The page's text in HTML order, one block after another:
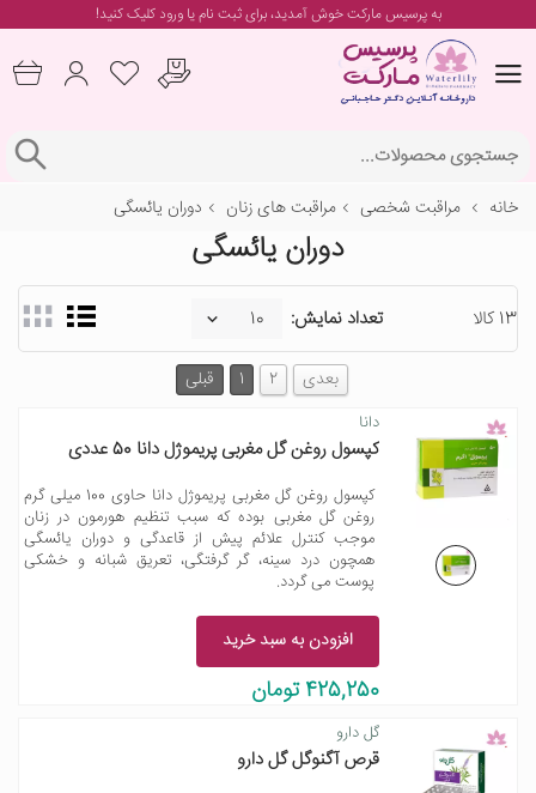
به پرسیس مارکت خوش آمدید، برایثبت نام یا ورودکلیک کنید!
خانه مراقبت شخصی مراقبت های زنان دوران یائسگی
دوران یائسگی
13 کالا تعداد نمایش:
قبلی 1 2 بعدی
دانا
کپسول روغن گل مغربی پریموژل دانا 50 عددی
کپسول روغن گل مغربی پریموژل دانا حاوی 100 میلی گرم
روغن گل مغربی بوده که سبب تنظیم هورمون در زنان
موجب کنترل علائم پیش از قاعدگی و دوران یائسگی
همچون درد سینه، گر گرفتگی، تعریق شبانه و خشکی
پوست می گردد.
افزودن به سبد خرید
425,250 تومان
گل دارو
قرص آگنوگل گل دارو